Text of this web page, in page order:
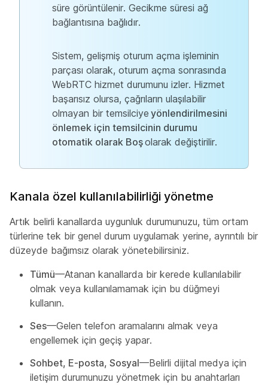
süre görüntülenir. Gecikme süresi ağ
bağlantısına bağlıdır.
Sistem, gelişmiş oturum açma işleminin
parçası olarak, oturum açma sonrasında
WebRTC hizmet durumunu izler. Hizmet
başarısız olursa, çağrıların ulaşılabilir
olmayan bir temsilciye yönlendirilmesini
önlemek için temsilcinin durumu
otomatik olarak Boşolarak değiştirilir.
Kanala özel kullanılabilirliği yönetme
Artık belirli kanallarda uygunluk durumunuzu, tüm ortam
türlerine tek bir genel durum uygulamak yerine, ayrıntılı bir
düzeyde bağımsız olarak yönetebilirsiniz.
Tümü—Atanan kanallarda bir kerede kullanılabilir
olmak veya kullanılamamak için bu düğmeyi
kullanın.
Ses—Gelen telefon aramalarını almak veya
engellemek için geçiş yapar.
Sohbet, E-posta, Sosyal—Belirli dijital medya için
iletişim durumunuzu yönetmek için bu anahtarları